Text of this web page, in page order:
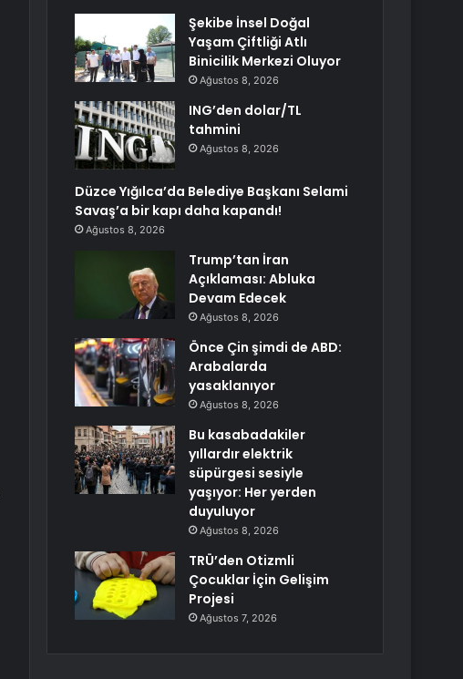
Şekibe İnsel Doğal
Yaşam Çiftliği Atlı
Binicilik Merkezi Oluyor
Ağustos 8, 2026
ING’den dolar/TL
tahmini
Ağustos 8, 2026
Düzce Yığılca’da Belediye Başkanı Selami
Savaş’a bir kapı daha kapandı!
Ağustos 8, 2026
Trump’tan İran
Açıklaması: Abluka
Devam Edecek
Ağustos 8, 2026
Önce Çin şimdi de ABD:
Arabalarda
yasaklanıyor
Ağustos 8, 2026
Bu kasabadakiler
yıllardır elektrik
süpürgesi sesiyle
yaşıyor: Her yerden
duyuluyor
Ağustos 8, 2026
TRÜ’den Otizmli
Çocuklar İçin Gelişim
Projesi
Ağustos 7, 2026